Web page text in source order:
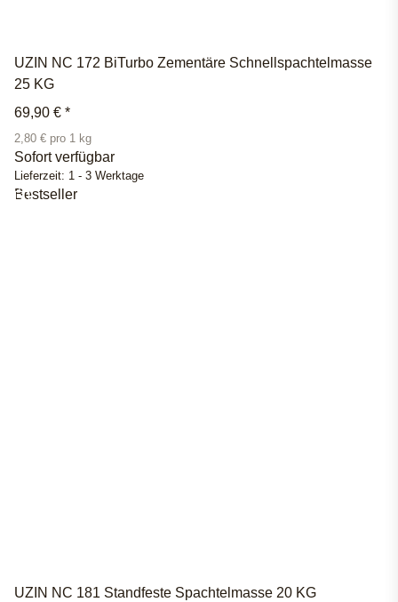
UZIN NC 172 BiTurbo Zementäre Schnellspachtelmasse
25 KG
69,90 € *
2,80 € pro 1 kg
Sofort verfügbar
Lieferzeit: 1 - 3 Werktage
Bestseller
UZIN NC 181 Standfeste Spachtelmasse 20 KG